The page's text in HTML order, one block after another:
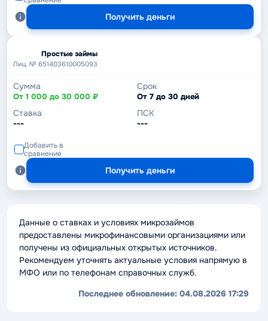
Получить деньги
Простые займы
Лиц. № 651403610005093
Сумма
От 1 000 до 30 000 ₽
Срок
От 7 до 30 дней
Ставка
---
ПСК
---
Добавить в
сравнение
Получить деньги
Данные о ставках и условиях микрозаймов
предоставлены микрофинансовыми организациями или
получены из официальных открытых источников.
Рекомендуем уточнять актуальные условия напрямую в
МФО или по телефонам справочных служб.
Последнее обновление: 04.08.2026 17:29